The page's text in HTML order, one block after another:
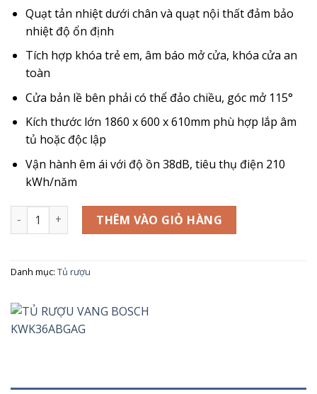
Quạt tản nhiệt dưới chân và quạt nội thất đảm bảo
nhiệt độ ổn định
Tích hợp khóa trẻ em, âm báo mở cửa, khóa cửa an
toàn
Cửa bản lề bên phải có thể đảo chiều, góc mở 115°
Kích thước lớn 1860 x 600 x 610mm phù hợp lắp âm
tủ hoặc độc lập
Vận hành êm ái với độ ồn 38dB, tiêu thụ điện 210
kWh/năm
TỦ RƯỢU VANG BOSCH KWK36ABGAG số lượng
THÊM VÀO GIỎ HÀNG
Danh mục: Tủ rượu